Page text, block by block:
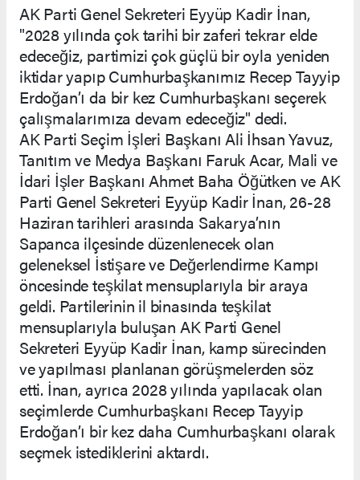
AK Parti Genel Sekreteri Eyyüp Kadir İnan,
"2028 yılında çok tarihi bir zaferi tekrar elde
edeceğiz, partimizi çok güçlü bir oyla yeniden
iktidar yapıp Cumhurbaşkanımız Recep Tayyip
Erdoğan’ı da bir kez Cumhurbaşkanı seçerek
çalışmalarımıza devam edeceğiz" dedi.
AK Parti Seçim İşleri Başkanı Ali İhsan Yavuz,
Tanıtım ve Medya Başkanı Faruk Acar, Mali ve
İdari İşler Başkanı Ahmet Baha Öğütken ve AK
Parti Genel Sekreteri Eyyüp Kadir İnan, 26-28
Haziran tarihleri arasında Sakarya’nın
Sapanca ilçesinde düzenlenecek olan
geleneksel İstişare ve Değerlendirme Kampı
öncesinde teşkilat mensuplarıyla bir araya
geldi. Partilerinin il binasında teşkilat
mensuplarıyla buluşan AK Parti Genel
Sekreteri Eyyüp Kadir İnan, kamp sürecinden
ve yapılması planlanan görüşmelerden söz
etti. İnan, ayrıca 2028 yılında yapılacak olan
seçimlerde Cumhurbaşkanı Recep Tayyip
Erdoğan’ı bir kez daha Cumhurbaşkanı olarak
seçmek istediklerini aktardı.